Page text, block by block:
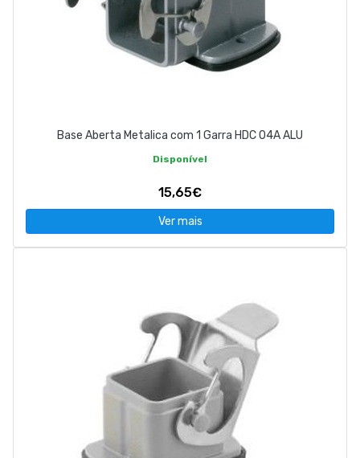
Base Aberta Metalica com 1 Garra HDC 04A ALU
Disponível
15,65€
Ver mais